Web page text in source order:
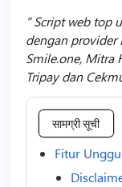
Script web top
dengan provider
Smile.one, Mitra
Tripay dan
सामग्री सूची
Fitur